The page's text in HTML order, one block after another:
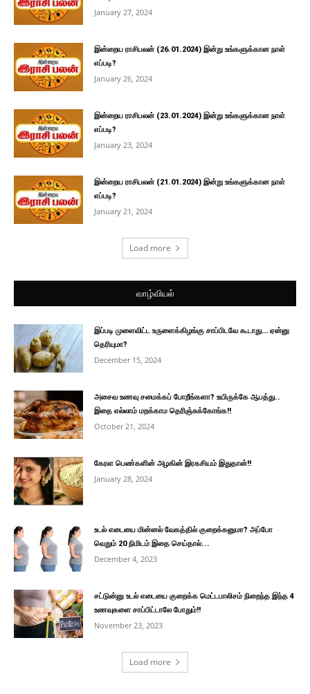
January 27, 2024
இன்றைய ராசிபலன் (26.01.2024) இன்று உங்களுக்கான நாள்
எப்படி?
January 26, 2024
இன்றைய ராசிபலன் (23.01.2024) இன்று உங்களுக்கான நாள்
எப்படி?
January 23, 2024
இன்றைய ராசிபலன் (21.01.2024) இன்று உங்களுக்கான நாள்
எப்படி?
January 21, 2024
Load more
வாழ்வியல்
இப்படி முளைவிட்ட உருளைக்கிழங்கு சாப்பிடவே கூடாது… ஏன்னு
தெரியுமா?
December 15, 2024
அசைவ உணவு சமைக்கப் போறீங்களா? உயிருக்கே ஆபத்து..
இதை எல்லாம் மறக்காம தெரிஞ்சுக்கோங்க!!
October 21, 2024
கேரள பெண்களின் அழகின் இரகசியம் இதுதான்!!
January 28, 2024
உடல் எடையை மின்னல் வேகத்தில் குறைக்கனுமா? அப்போ
வெறும் 20 நிமிடம் இதை செய்தால்...
December 4, 2023
சட்டுன்னு உடல் எடையை குறைக்க மெட்டபாலிசம் நிறைந்த இந்த 4
உணவுகளை சாப்பிட்டாலே போதும்!!
November 23, 2023
Load more